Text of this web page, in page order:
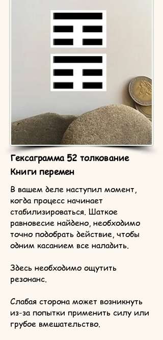
Гексаграмма 52 толкование
Книги перемен
В вашем деле наступил момент,
когда процесс начинает
стабилизироваться. Шаткое
равновесие найдено, необходимо
точно подобрать действие, чтобы
одним касанием все наладить.
Здесь необходимо ощутить
резонанс.
Слабая сторона может возникнуть
из-за попытки применить силу или
грубое вмешательство.